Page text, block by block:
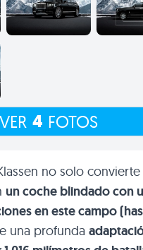
VER 4 FOTOS
no solo convierte
un coche blindado con
en este campo
una profunda